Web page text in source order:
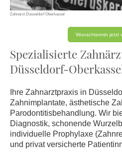
Zahnarzt Düsseldorf Oberkassel
Wunschtermin jetzt
Spezialisierte
Düsseldorf-
Ihre Zahnarztpraxis in
Zahnimplantate, ästhetische
Parodontitisbehandlung. Wir
Diagnostik, schonende
individuelle Prophylaxe
und privat versicherte